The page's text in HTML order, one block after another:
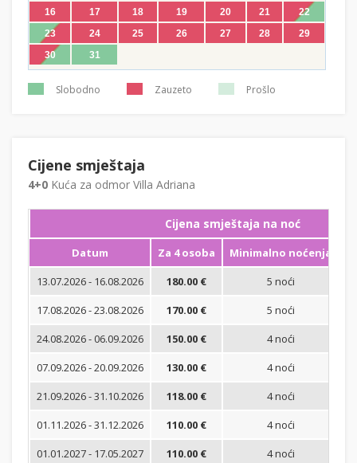
16
17 18 19 20 21
22
23
24 25 26 27 28
29
30
31
Slobodno Zauzeto Prošlo
Cijene smještaja
4+0 Kuća za odmor Villa Adriana
Cijena smještaja na noć
Datum Za 4 osoba
Minimalno noćenja
13.07.2026 - 16.08.2026
180.00 € 5 noći
17.08.2026 - 23.08.2026
170.00 € 5 noći
24.08.2026 - 06.09.2026
150.00 € 4 noći
07.09.2026 - 20.09.2026
130.00 € 4 noći
21.09.2026 - 31.10.2026
118.00 € 4 noći
01.11.2026 - 31.12.2026
110.00 € 4 noći
01.01.2027 - 17.05.2027
110.00 € 4 noći